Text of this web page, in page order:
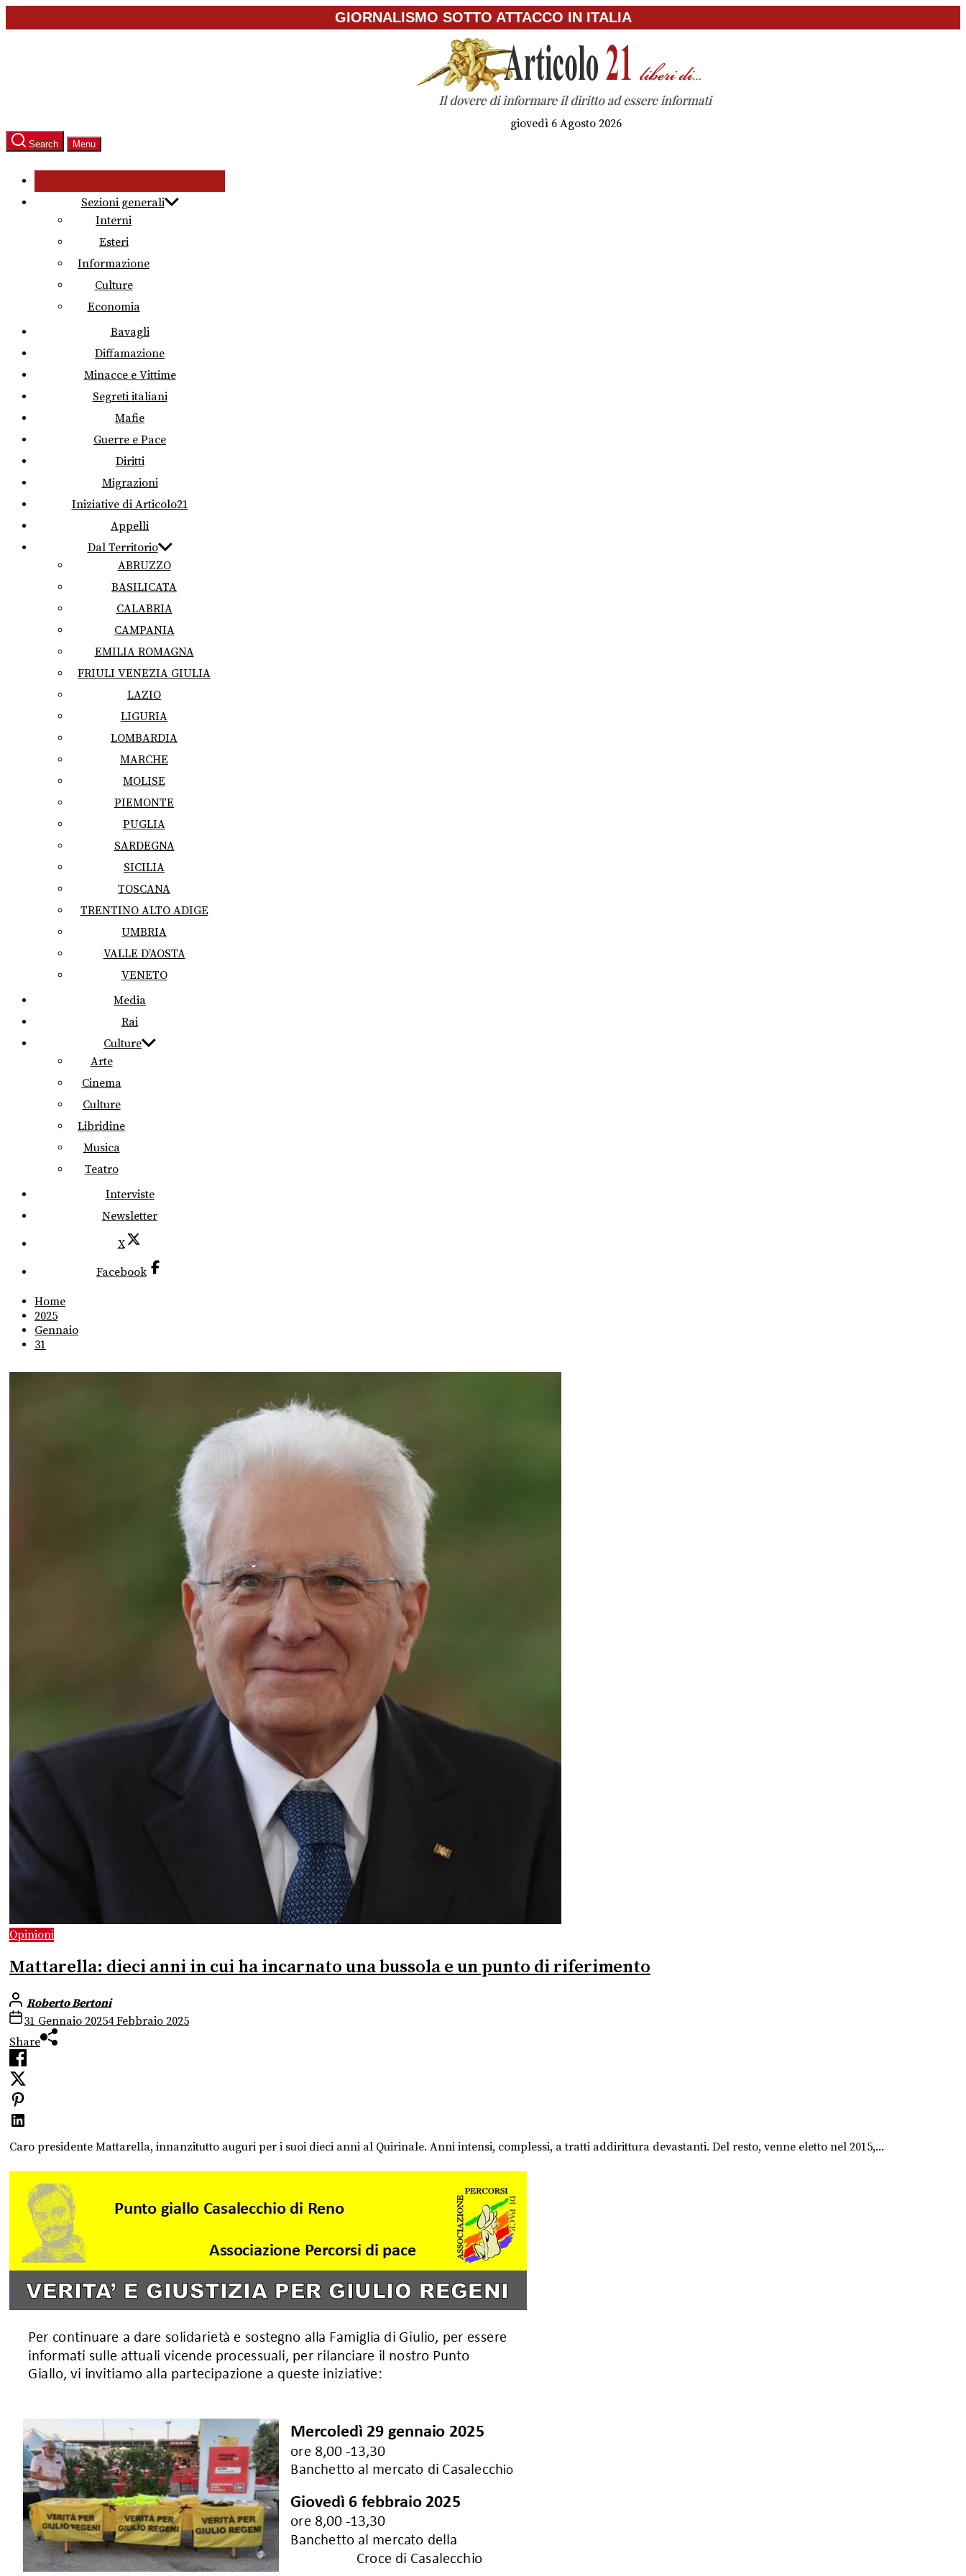
to
GIORNALISMO SOTTO ATTACCO IN ITALIA
giovedì 6 Agosto 2026
Search Menu
Sezioni generali
Interni
Esteri
Informazione
Culture
Economia
Bavagli
Diffamazione
Minacce e Vittime
Segreti italiani
Mafie
Guerre e Pace
Diritti
Migrazioni
Iniziative di Articolo21
Appelli
Dal Territorio
ABRUZZO
BASILICATA
CALABRIA
CAMPANIA
EMILIA ROMAGNA
FRIULI VENEZIA GIULIA
LAZIO
LIGURIA
LOMBARDIA
MARCHE
MOLISE
PIEMONTE
PUGLIA
SARDEGNA
SICILIA
TOSCANA
TRENTINO ALTO ADIGE
UMBRIA
VALLE D’AOSTA
VENETO
Media
Rai
Culture
Arte
Cinema
Culture
Libridine
Musica
Teatro
Interviste
Newsletter
X
Facebook
Home
2025
Gennaio
31
Opinioni
Mattarella: dieci anni in cui ha incarnato una bussola e un punto di riferimento
Roberto Bertoni
31 Gennaio 20254 Febbraio 2025
Share
Caro presidente Mattarella, innanzitutto auguri per i suoi dieci anni al Quirinale. Anni intensi, complessi, a tratti addirittura devastanti. Del resto, venne eletto nel 2015,...